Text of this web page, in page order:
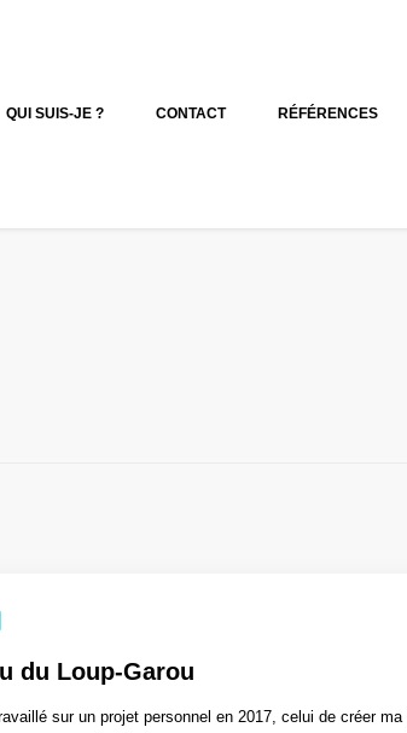
QUI SUIS-JE ? CONTACT RÉFÉRENCES
du Loup-Garou
sur un projet personnel en 2017, celui de créer